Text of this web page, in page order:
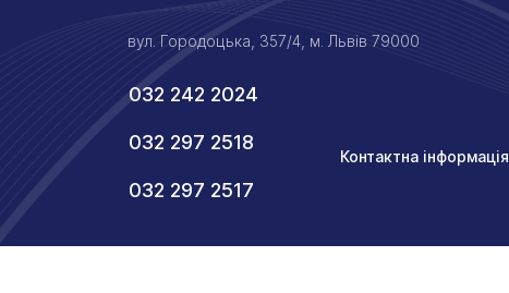
вул. Городоцька, 357/4, м. Львів 79000
032 242 2024
032 297 2518
032 297 2517
Контактна інформація